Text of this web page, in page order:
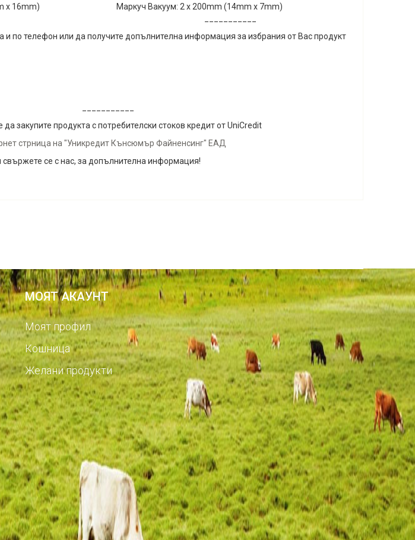
x 16mm)
Маркуч Вакуум: 2 x 200mm (14mm x 7mm)
по телефон или да получите допълнителна информация за избрания от Вас продукт
закупите продукта с потребителски стоков кредит от UniCredit
стрница на "Уникредит Кънсюмър Файненсинг" ЕАД
свържете се с нас, за допълнителна информация!
МОЯТ АКАУНТ
Моят профил
Кошница
Желани продукти